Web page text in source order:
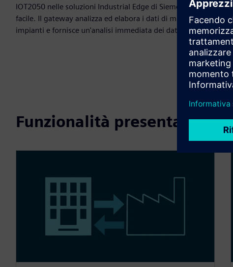
IOT2050 nelle soluzioni Industrial Edge di Siemens sarà
facile. Il gateway analizza ed elabora i dati di macchine e
impianti e fornisce un'analisi immediata dei dati in loco.
Funzionalità presentate